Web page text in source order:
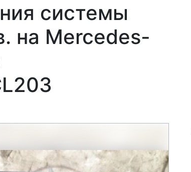
системы
на Mercedes-